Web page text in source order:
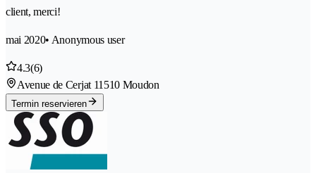
client, merci!
mai 2020• Anonymous user
4.3(6)
Avenue de Cerjat 11510 Moudon
Termin reservieren